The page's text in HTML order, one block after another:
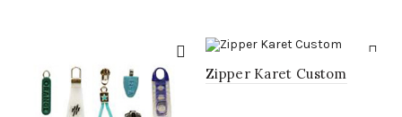
Zipper Karet Custom